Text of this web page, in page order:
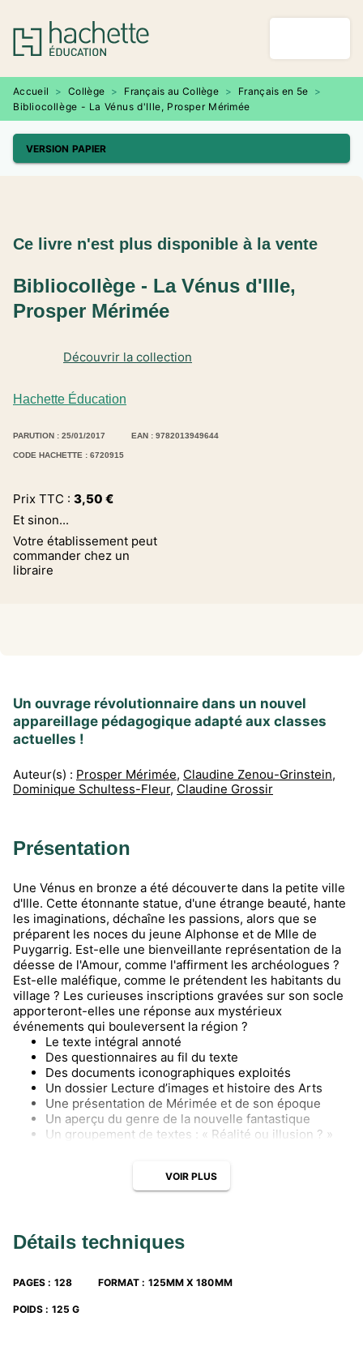
MENU RECHERCHE
PIED DE PAGE
Accueil > Collège > Français au Collège > Français en 5e >
Bibliocollège - La Vénus d'Ille, Prosper Mérimée
VERSION PAPIER
Hachette Éducation
Découvrir la collection
Bibliocollège - La Vénus d'Ille,
Prosper Mérimée
Ce livre n'est plus disponible à la vente
PARUTION : 25/01/2017 EAN : 9782013949644
CODE HACHETTE : 6720915
Prix TTC : 3,50 €
Et sinon...
Votre établissement peut
commander chez un
libraire
Un ouvrage révolutionnaire dans un nouvel
appareillage pédagogique adapté aux classes
actuelles !
Auteur(s) : Prosper Mérimée, Claudine Zenou-Grinstein,
Dominique Schultess-Fleur, Claudine Grossir
Présentation
Une Vénus en bronze a été découverte dans la petite ville
d'Ille. Cette étonnante statue, d'une étrange beauté, hante
les imaginations, déchaîne les passions, alors que se
préparent les noces du jeune Alphonse et de Mlle de
Puygarrig. Est-elle une bienveillante représentation de la
déesse de l'Amour, comme l'affirment les archéologues ?
Est-elle maléfique, comme le prétendent les habitants du
village ? Les curieuses inscriptions gravées sur son socle
apporteront-elles une réponse aux mystérieux
événements qui bouleversent la région ?
Le texte intégral annoté
Des questionnaires au fil du texte
Des documents iconographiques exploités
Un dossier Lecture d’images et histoire des Arts
Une présentation de Mérimée et de son époque
Un aperçu du genre de la nouvelle fantastique
Un groupement de textes : « Réalité ou illusion ? »
VOIR PLUS
Détails techniques
PAGES : 128 FORMAT : 125MM X 180MM
POIDS : 125 G